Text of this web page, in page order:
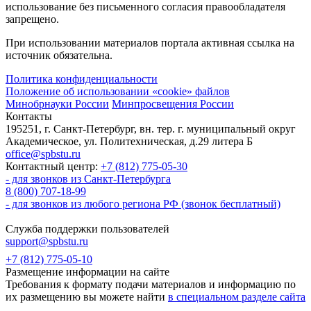
использование без письменного согласия правообладателя
запрещено.
При использовании материалов портала активная ссылка на
источник обязательна.
Политика конфиденциальности
Положение об использовании «cookie» файлов
Минобрнауки России Минпросвещения России
Контакты
195251, г. Санкт-Петербург, вн. тер. г. муниципальный округ
Академическое, ул. Политехническая, д.29 литера Б
office@spbstu.ru
Контактный центр: +7 (812) 775-05-30
- для звонков из Санкт-Петербурга
8 (800) 707-18-99
- для звонков из любого региона РФ (звонок бесплатный)
Служба поддержки пользователей
support@spbstu.ru
+7 (812) 775-05-10
Размещение информации на сайте
Требования к формату подачи материалов и информацию по
их размещению вы можете найти в специальном разделе сайта